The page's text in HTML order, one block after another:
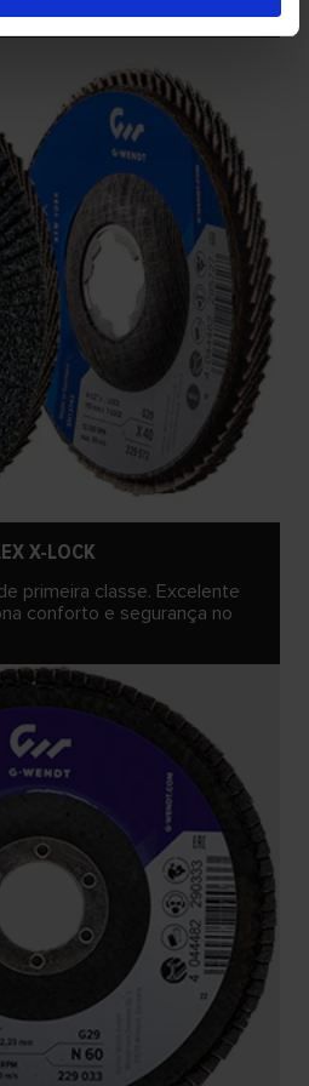
X-LOCK
primeira classe. Excelente
conforto e segurança no